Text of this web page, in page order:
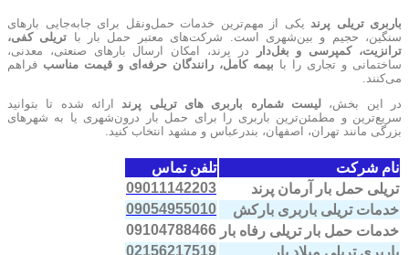
باربری تریلی پرند یکی از مهم‌ترین خدمات حمل‌ونقل برای جابه‌جایی بارهای
سنگین، حجیم و بین‌شهری است. شرکت‌های معتبر حمل بار با تریلی کفی،
ترانزیت، کمپرسی و بغل‌دار
در پرند، امکان ارسال بارهای صنعتی، معدنی،
ساختمانی و تجاری را با بیمه کامل، رانندگان حرفه‌ای و قیمت مناسب فراهم
می‌کنند.
در این بخش، لیست شماره باربری های تریلی پرند ارائه شده تا بتوانید
سریع‌ترین و مطمئن‌ترین باربری را برای حمل بار درون‌شهری یا به شهرهای
بزرگی مانند تهران، اصفهان، بندرعباس و مشهد انتخاب کنید.
نام شرکت
تلفن تماس
تریلی حمل بار آرمان پرند
09011142203
خدمات تریلی باربری بارکش
09054955010
خدمات حمل بار تریلی رفاه بار 09104788466
باربری تریلی میلاد بار
02156217519